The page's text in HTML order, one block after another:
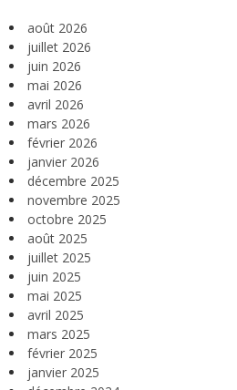
août 2026
juillet 2026
juin 2026
mai 2026
avril 2026
mars 2026
février 2026
janvier 2026
décembre 2025
novembre 2025
octobre 2025
août 2025
juillet 2025
juin 2025
mai 2025
avril 2025
mars 2025
février 2025
janvier 2025